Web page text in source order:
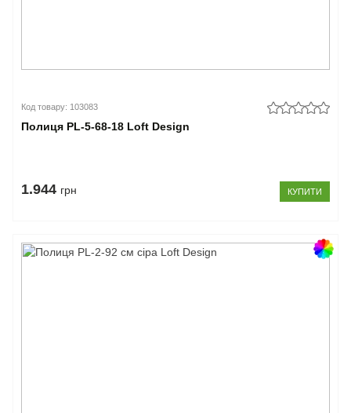
Код товару: 103083
Полиця PL-5-68-18 Loft Design
1.944 грн КУПИТИ